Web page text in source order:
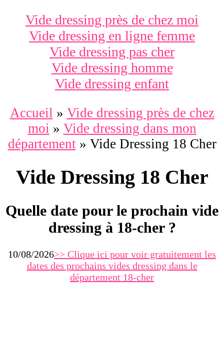
Vide dressing près de chez moi
Vide dressing en ligne femme
Vide dressing pas cher
Vide dressing homme
Vide dressing enfant
Accueil » Vide dressing près de chez
moi » Vide dressing dans mon
département» Vide Dressing 18 Cher
Vide Dressing 18 Cher
Quelle date pour le prochain vide
dressing à 18-cher ?
10/08/2026>> Clique ici pour voir gratuitement les
dates des prochains vides dressing dans le
département 18-cher